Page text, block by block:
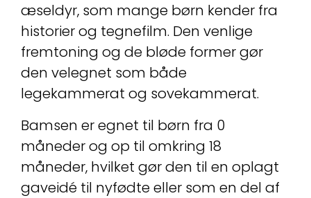
æseldyr, som mange børn kender fra
historier og tegnefilm. Den venlige
fremtoning og de bløde former gør
den velegnet som både
legekammerat og sovekammerat.
Bamsen er egnet til børn fra 0
måneder og op til omkring 18
måneder, hvilket gør den til en oplagt
gaveidé til nyfødte eller som en del af